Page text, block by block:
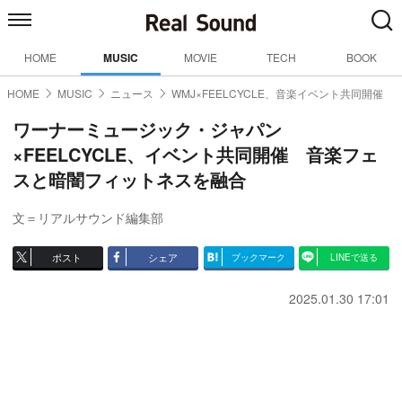
HOME MUSIC MOVIE TECH BOOK
HOME MUSIC ニュース WMJ×FEELCYCLE、音楽イベント共同開催
ワーナーミュージック・ジャパン
×FEELCYCLE、イベント共同開催 音楽フェ
スと暗闇フィットネスを融合
文＝リアルサウンド編集部
ポスト シェア ブックマーク LINEで送る
2025.01.30 17:01